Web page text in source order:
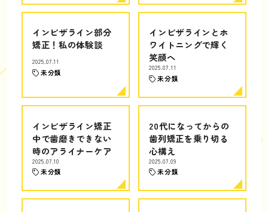
インビザライン部分
矯正！私の体験談
2025.07.11
未分類
インビザラインとホ
ワイトニングで輝く
笑顔へ
2025.07.11
未分類
インビザライン矯正
中で歯磨きできない
時のアライナーケア
2025.07.10
未分類
20代になってからの
歯列矯正を乗り切る
心構え
2025.07.09
未分類